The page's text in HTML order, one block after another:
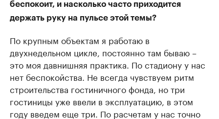
беспокоит, и насколько часто приходится
держать руку на пульсе этой темы?
По крупным объектам я работаю в
двухнедельном цикле, постоянно там бываю –
это моя давнишняя практика. По стадиону у нас
нет беспокойства. Не всегда чувствуем ритм
строительства гостиничного фонда, но три
гостиницы уже ввели в эксплуатацию, в этом
году введем еще три. По расчетам у нас точно